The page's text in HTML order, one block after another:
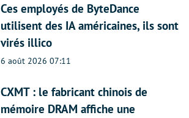
Ces employés de ByteDance
utilisent des IA américaines, ils sont
virés illico
6 août 2026 07:11
CXMT : le fabricant chinois de
mémoire DRAM affiche une